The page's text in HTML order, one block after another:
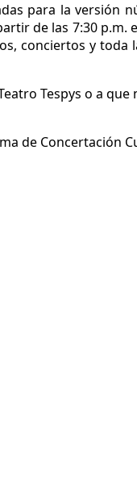
para la versión
las 7:30 p.m. en
conciertos y
Tespys o a
de Concertación